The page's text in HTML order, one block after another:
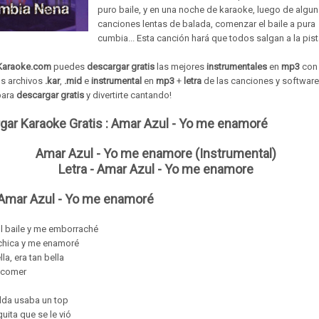
puro baile, y en una noche de karaoke, luego de
canciones lentas de balada, comenzar el baile a pura
cumbia... Esta canción hará que todos salgan a la
puedes descargar gratis las mejores instrumentales en mp3 con
archivos .kar, .mid e instrumental en mp3 + letra de las canciones y software
descargar gratis y divertirte cantando!
Karaoke Gratis :Amar Azul - Yo me enamoré
Amar Azul - Yo me enamore (Instrumental)
Letra - Amar Azul - Yo me enamore
Azul - Yo me enamoré
baile y me emborraché
y me enamoré
era tan bella
usaba un top
que se le vió